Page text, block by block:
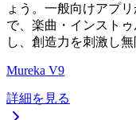
ょう。一般向けアプ
で、楽曲・インスト
し、創造力を刺激し
Mureka V9
詳細を見る